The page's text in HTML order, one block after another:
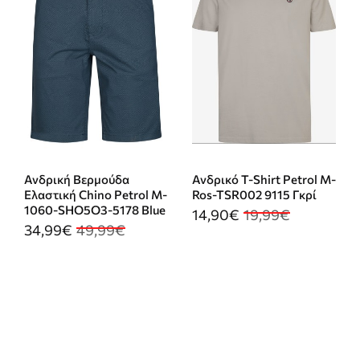
Ανδρική Βερμούδα
Ελαστική Chino Petrol M-
1060-SHO5O3-5178 Blue
34,99€ 49,99€
Ανδρικό T-Shirt Petrol M-
Ros-TSR002 9115 Γκρί
14,90€ 19,99€